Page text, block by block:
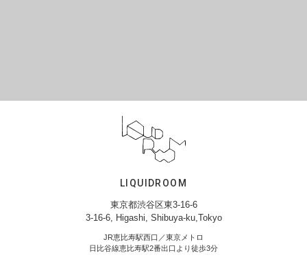
LIQUIDROOM
東京都渋谷区東3-16-6
3-16-6, Higashi, Shibuya-ku,Tokyo
JR恵比寿駅西口／東京メトロ
日比谷線恵比寿駅2番出口より徒歩3分